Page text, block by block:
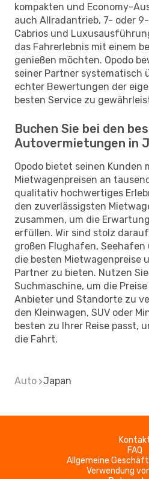
kompakten und Economy-
auch Allradantrieb, 7- oder
Cabrios und
das Fahrerlebnis mit einem
genießen möchten. Opodo
seiner Partner systematisch
echter Bewertungen der
besten Service zu
Buchen Sie bei den
Autovermietungen in
Opodo bietet seinen Kunden
Mietwagenpreisen an
qualitativ hochwertiges
den zuverlässigsten
zusammen, um die
erfüllen. Wir sind stolz
großen Flughafen,
die besten Mietwagenpreise
Partner zu bieten. Nutzen
Suchmaschine, um die
Anbieter und Standorte zu
den Kleinwagen, SUV oder
besten zu Ihrer Reise passt,
die Fahrt.
Auto Japan
FAQ
Allgemeine
Verwendung